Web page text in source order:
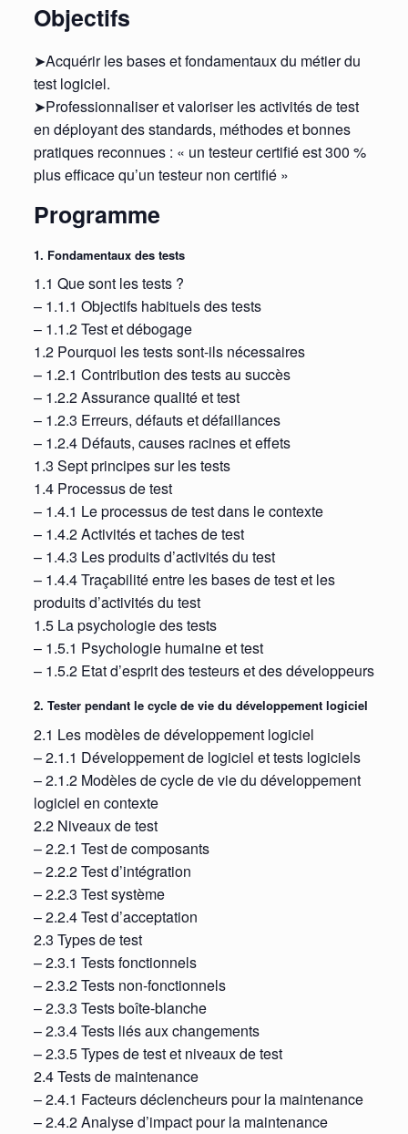
Objectifs
➤Acquérir les bases et fondamentaux du métier du
test logiciel.
➤Professionnaliser et valoriser les activités de test
en déployant des standards, méthodes et bonnes
pratiques reconnues : « un testeur certifié est 300 %
plus efficace qu’un testeur non certifié »
Programme
1. Fondamentaux des tests
1.1 Que sont les tests ?
– 1.1.1 Objectifs habituels des tests
– 1.1.2 Test et débogage
1.2 Pourquoi les tests sont-ils nécessaires
– 1.2.1 Contribution des tests au succès
– 1.2.2 Assurance qualité et test
– 1.2.3 Erreurs, défauts et défaillances
– 1.2.4 Défauts, causes racines et effets
1.3 Sept principes sur les tests
1.4 Processus de test
– 1.4.1 Le processus de test dans le contexte
– 1.4.2 Activités et taches de test
– 1.4.3 Les produits d’activités du test
– 1.4.4 Traçabilité entre les bases de test et les
produits d’activités du test
1.5 La psychologie des tests
– 1.5.1 Psychologie humaine et test
– 1.5.2 Etat d’esprit des testeurs et des développeurs
2. Tester pendant le cycle de vie du développement logiciel
2.1 Les modèles de développement logiciel
– 2.1.1 Développement de logiciel et tests logiciels
– 2.1.2 Modèles de cycle de vie du développement
logiciel en contexte
2.2 Niveaux de test
– 2.2.1 Test de composants
– 2.2.2 Test d’intégration
– 2.2.3 Test système
– 2.2.4 Test d’acceptation
2.3 Types de test
– 2.3.1 Tests fonctionnels
– 2.3.2 Tests non-fonctionnels
– 2.3.3 Tests boîte-blanche
– 2.3.4 Tests liés aux changements
– 2.3.5 Types de test et niveaux de test
2.4 Tests de maintenance
– 2.4.1 Facteurs déclencheurs pour la maintenance
– 2.4.2 Analyse d’impact pour la maintenance